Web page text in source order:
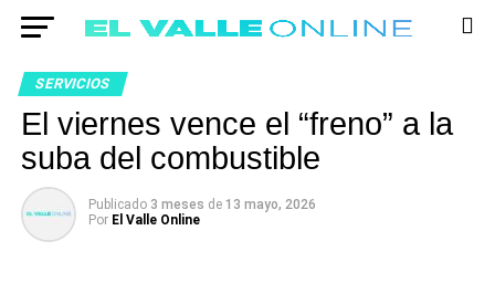
SERVICIOS
El viernes vence el “freno” a la
suba del combustible
Publicado 3 meses de 13 mayo, 2026
Por El Valle Online